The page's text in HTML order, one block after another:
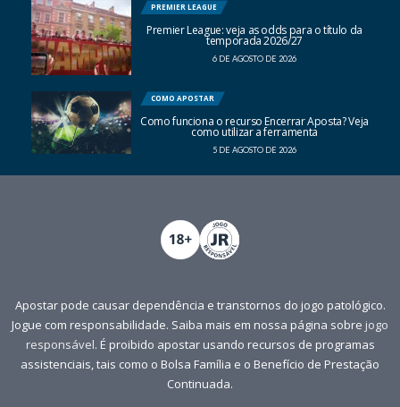
PREMIER LEAGUE
Premier League: veja as odds para o título da
temporada 2026/27
6 DE AGOSTO DE 2026
COMO APOSTAR
Como funciona o recurso Encerrar Aposta? Veja
como utilizar a ferramenta
5 DE AGOSTO DE 2026
Apostar pode causar dependência e transtornos do jogo patológico.
Jogue com responsabilidade. Saiba mais em nossa página sobre jogo
responsável. É proibido apostar usando recursos de programas
assistenciais, tais como o Bolsa Família e o Benefício de Prestação
Continuada.